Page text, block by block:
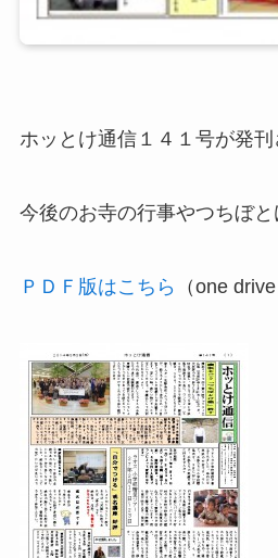
ホッとけ通信１４１号が発
今後のお寺の行事やつちぼ
ＰＤＦ版はこちら （one drive